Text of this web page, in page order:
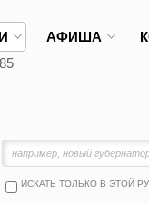
АФИША
ИСКАТЬ ТОЛЬКО В ЭТОЙ